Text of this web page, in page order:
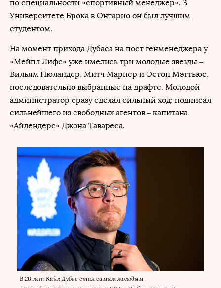
по специальности «спортивный менеджер». В
Университете Брока в Онтарио он был лучшим
студентом.
На момент прихода Дубаса на пост генменеджера у
«Мейпл Лифс» уже имелись три молодые звезды –
Вильям Нюландер, Митч Марнер и Остон Мэттьюс,
последовательно выбранные на драфте. Молодой
администратор сразу сделал сильный ход: подписал
сильнейшего из свободных агентов – капитана
«Айлендерс» Джона Тавареса.
В 20 лет Кайл Дубас стал самым молодым